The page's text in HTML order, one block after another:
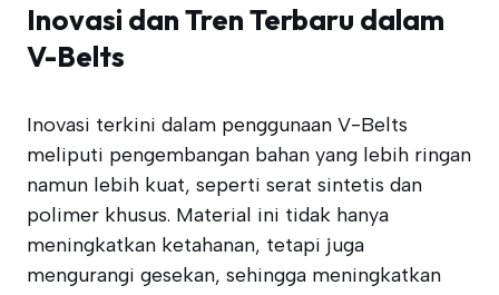
Inovasi dan Tren Terbaru dalam
V-Belts
Inovasi terkini dalam penggunaan V-Belts
meliputi pengembangan bahan yang lebih ringan
namun lebih kuat, seperti serat sintetis dan
polimer khusus. Material ini tidak hanya
meningkatkan ketahanan, tetapi juga
mengurangi gesekan, sehingga meningkatkan